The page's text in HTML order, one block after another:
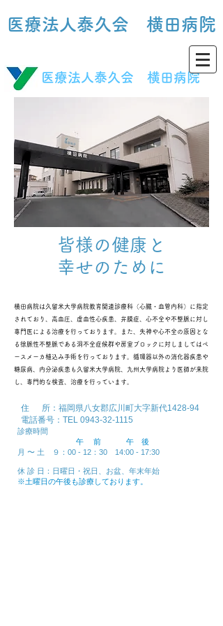
医療法人泰久会 横田病院​
​医療法人泰久会 横田病院
​皆様の健康と
幸せのために
横田病院は久留米大学病院教育関連診療科（心臓・血管内科）に指定
されており、高血圧、虚血性心疾患、弁膜症、心不全や不整脈に対し
専門医による治療を行っております。また、失神や心不全の原因とな
る徐脈性不整脈である洞不全症候群や房室ブロックに対しましてはペ
ースメーカ植込み手術を行っております。 循環器以外の消化器疾患や
糖尿病、内分泌疾患も久留米大学病院、九州大学病院より医師が来院
し、専門的な検査、治療を行っています。
住 所：福岡県八女郡広川町大字新代1428-94
電話番号：TEL 0943-32-1115
診療時間
午 前 午 後
月 〜 土 ９：00 - 12：30 14:00 - 17:30
休 診 日：日曜日・祝日、お盆、年末年始
※土曜日の午後も診療しております。